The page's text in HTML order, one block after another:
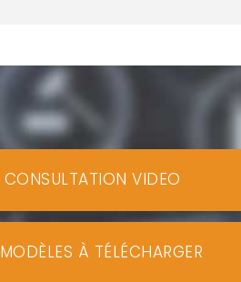
CONSULTATION VIDEO
MODÈLES À TÉLÉCHARGER